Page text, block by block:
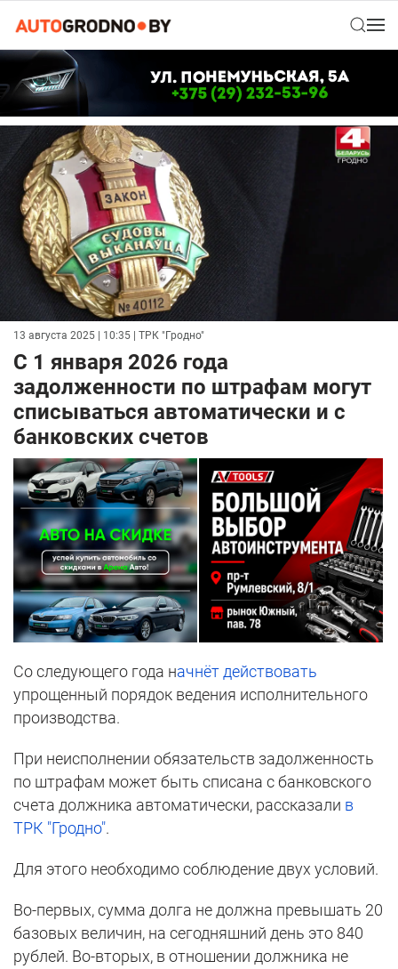
13 августа 2025 | 10:35 | ТРК "Гродно"
С 1 января 2026 года
задолженности по штрафам могут
списываться автоматически и с
банковских счетов
Со следующего года начнёт действовать
упрощенный порядок ведения исполнительного
производства.
При неисполнении обязательств задолженность
по штрафам может быть списана с банковского
счета должника автоматически, рассказали в
ТРК "Гродно".
Для этого необходимо соблюдение двух условий.
Во-первых, сумма долга не должна превышать 20
базовых величин, на сегодняшний день это 840
рублей. Во-вторых, в отношении должника не